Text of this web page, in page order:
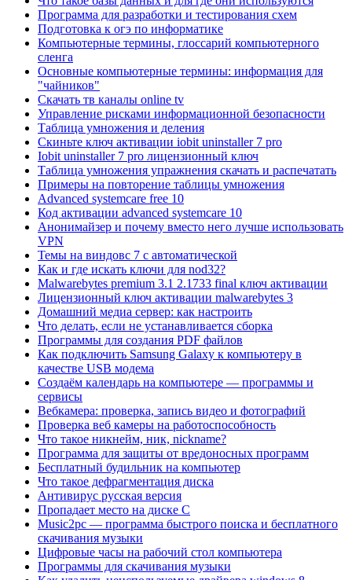
Программа для разработки и тестирования схем
Подготовка к огэ по информатике
Компьютерные термины, глоссарий компьютерного
сленга
Основные компьютерные термины: информация для
"чайников"
Скачать тв каналы online tv
Управление рисками информационной безопасности
Таблица умножения и деления
Скиньте ключ активации iobit uninstaller 7 pro
Iobit uninstaller 7 pro лицензионный ключ
Таблица умножения упражнения скачать и распечатать
Примеры на повторение таблицы умножения
Advanced systemcare free 10
Код активации advanced systemcare 10
Анонимайзер и почему вместо него лучше использовать
VPN
Темы на виндовс 7 с автоматической
Как и где искать ключи для nod32?
Malwarebytes premium 3.1 2.1733 final ключ активации
Лицензионный ключ активации malwarebytes 3
Домашний медиа сервер: как настроить
Что делать, если не устанавливается сборка
Программы для создания PDF файлов
Как подключить Samsung Galaxy к компьютеру в
качестве USB модема
Создаём календарь на компьютере — программы и
сервисы
Вебкамера: проверка, запись видео и фотографий
Проверка веб камеры на работоспособность
Что такое никнейм, ник, nickname?
Программа для защиты от вредоносных программ
Бесплатный будильник на компьютер
Что такое дефрагментация диска
Антивирус русская версия
Пропадает место на диске C
Music2pc — программа быстрого поиска и бесплатного
скачивания музыки
Цифровые часы на рабочий стол компьютера
Программы для скачивания музыки